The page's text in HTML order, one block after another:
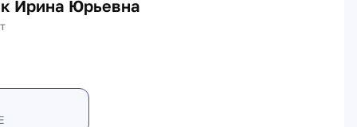
Ирина Юрьевна